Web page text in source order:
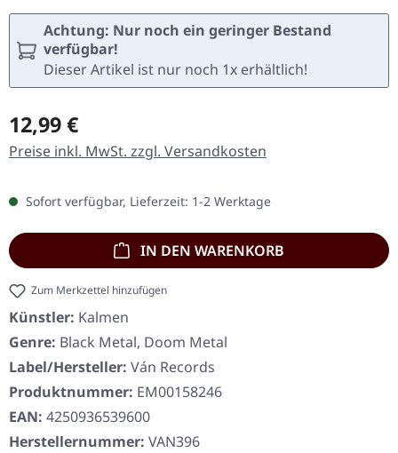
Achtung: Nur noch ein geringer Bestand
verfügbar!
Dieser Artikel ist nur noch 1x erhältlich!
Regulärer Preis:
12,99 €
Preise inkl. MwSt. zzgl. Versandkosten
Sofort verfügbar, Lieferzeit: 1-2 Werktage
IN DEN WARENKORB
Zum Merkzettel hinzufügen
Künstler: Kalmen
Genre: Black Metal, Doom Metal
Label/Hersteller: Ván Records
Produktnummer: EM00158246
EAN: 4250936539600
Herstellernummer: VAN396